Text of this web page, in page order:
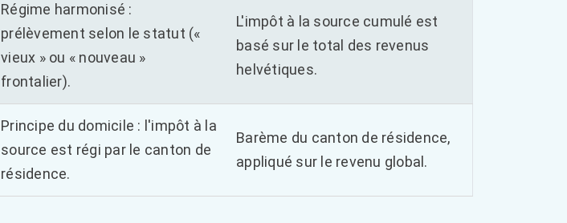
Régime harmonisé :
prélèvement selon le statut («
vieux » ou « nouveau »
frontalier).
L'impôt à la source cumulé est
basé sur le total des revenus
helvétiques.
Principe du domicile : l'impôt à la
source est régi par le canton de
résidence.
Barème du canton de résidence,
appliqué sur le revenu global.